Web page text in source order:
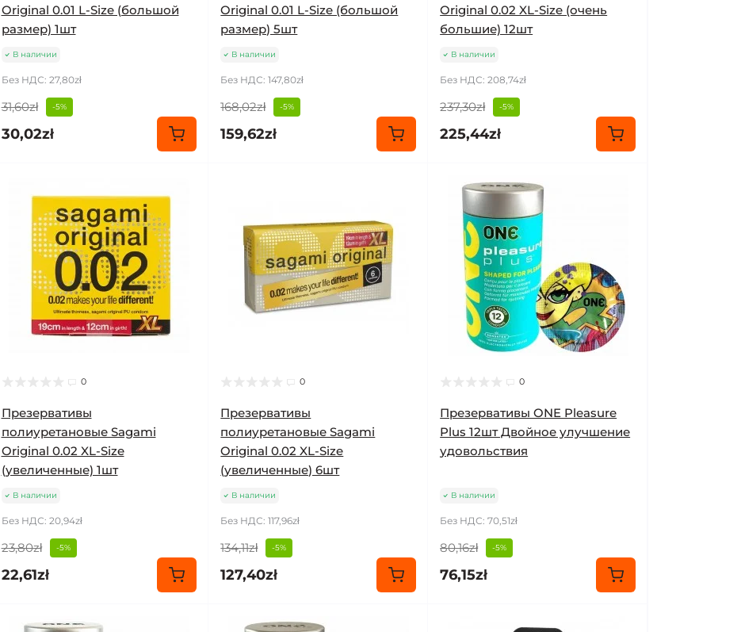
Original 0.01 L-Size (большой
размер) 1шт
В наличии
Без НДС: 27,80zł
31,60zł -5%
30,02zł
Original 0.01 L-Size (большой
размер) 5шт
В наличии
Без НДС: 147,80zł
168,02zł -5%
159,62zł
Original 0.02 XL-Size (очень
большие) 12шт
В наличии
Без НДС: 208,74zł
237,30zł -5%
225,44zł
0
Презервативы
полиуретановые Sagami
Original 0.02 XL-Size
(увеличенные) 1шт
В наличии
Без НДС: 20,94zł
23,80zł -5%
22,61zł
0
Презервативы
полиуретановые Sagami
Original 0.02 XL-Size
(увеличенные) 6шт
В наличии
Без НДС: 117,96zł
134,11zł -5%
127,40zł
0
Презервативы ONE Pleasure
Plus 12шт Двойное улучшение
удовольствия
В наличии
Без НДС: 70,51zł
80,16zł -5%
76,15zł